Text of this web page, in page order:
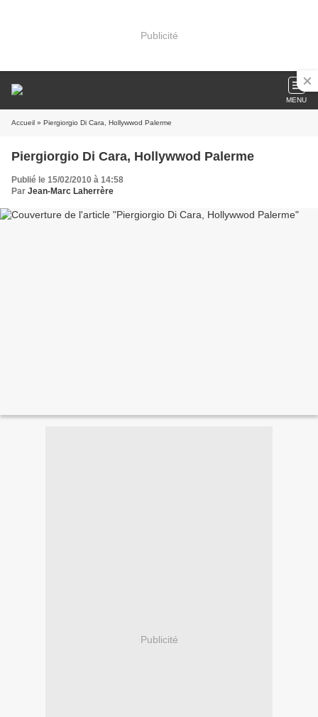
Publicité
MENU
Accueil » Piergiorgio Di Cara, Hollywwod Palerme
Piergiorgio Di Cara, Hollywwod Palerme
Publié le 15/02/2010 à 14:58
Par Jean-Marc Laherrère
Publicité